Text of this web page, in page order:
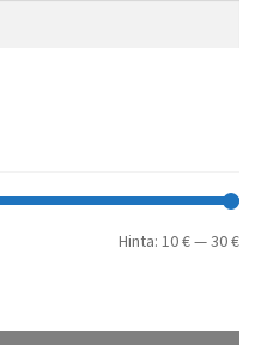
Hinta:10 €—30 €